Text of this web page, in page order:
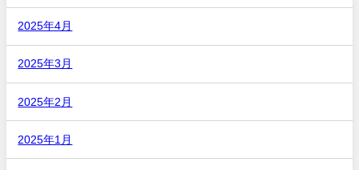
2025年4月
2025年3月
2025年2月
2025年1月